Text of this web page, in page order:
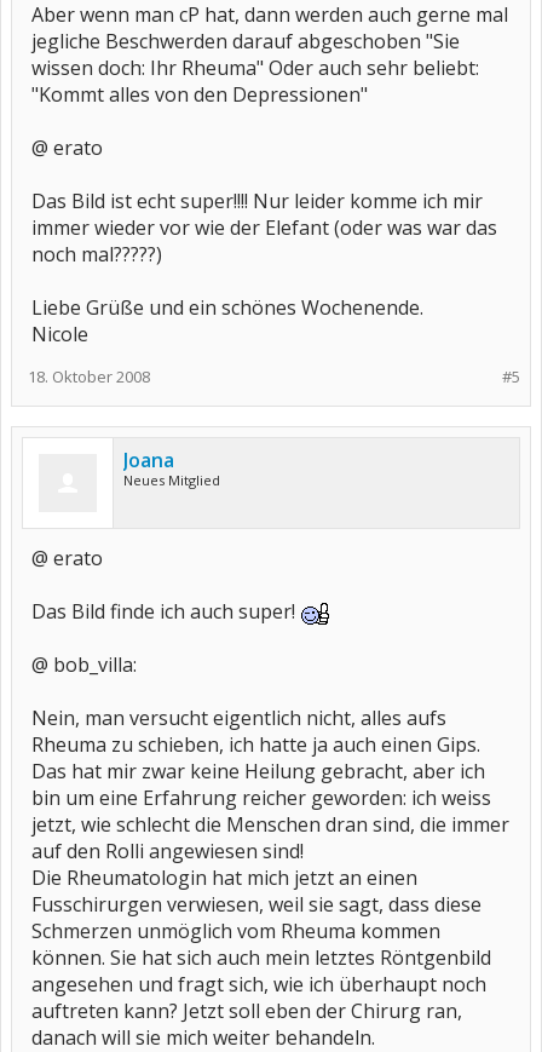
Aber wenn man cP hat, dann werden auch gerne mal
jegliche Beschwerden darauf abgeschoben "Sie
wissen doch: Ihr Rheuma" Oder auch sehr beliebt:
"Kommt alles von den Depressionen"
@ erato
Das Bild ist echt super!!!! Nur leider komme ich mir
immer wieder vor wie der Elefant (oder was war das
noch mal?????)
Liebe Grüße und ein schönes Wochenende.
Nicole
#5
18. Oktober 2008
Joana
Neues Mitglied
@ erato
Das Bild finde ich auch super!
@ bob_villa:
Nein, man versucht eigentlich nicht, alles aufs
Rheuma zu schieben, ich hatte ja auch einen Gips.
Das hat mir zwar keine Heilung gebracht, aber ich
bin um eine Erfahrung reicher geworden: ich weiss
jetzt, wie schlecht die Menschen dran sind, die immer
auf den Rolli angewiesen sind!
Die Rheumatologin hat mich jetzt an einen
Fusschirurgen verwiesen, weil sie sagt, dass diese
Schmerzen unmöglich vom Rheuma kommen
können. Sie hat sich auch mein letztes Röntgenbild
angesehen und fragt sich, wie ich überhaupt noch
auftreten kann? Jetzt soll eben der Chirurg ran,
danach will sie mich weiter behandeln.